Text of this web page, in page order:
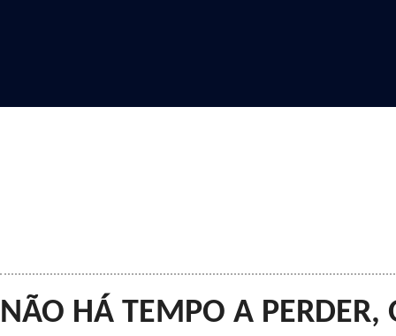
NÃO HÁ TEMPO A PERDER,